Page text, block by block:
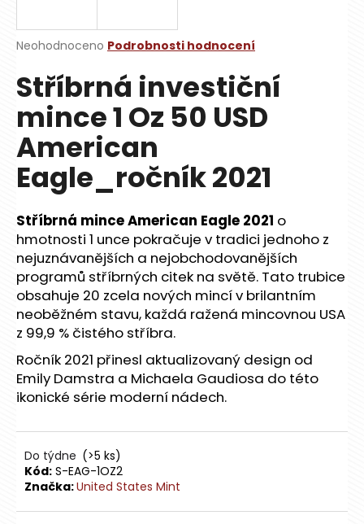
Průměrné
produktu
je
hvězdiček.
Neohodnoceno Podrobnosti hodnocení
Stříbrná investiční
mince 1 Oz 50 USD
American
Eagle_ročník 2021
Stříbrná mince American Eagle 2021 o
hmotnosti 1 unce pokračuje v tradici jednoho z
nejuznávanějších a nejobchodovanějších
programů stříbrných citek na světě. Tato trubice
obsahuje 20 zcela nových mincí v brilantním
neoběžném stavu, každá ražená mincovnou USA
z 99,9 % čistého stříbra.
Ročník 2021 přinesl aktualizovaný design od
Emily Damstra a Michaela Gaudiosa do této
ikonické série moderní nádech.
Do týdne (>5 ks)
Kód: S-EAG-1OZ2
Značka:United States Mint
j
t
?
HLEDAT
D
o
p
o
r
č
u
j
m
e
ZLATÝ